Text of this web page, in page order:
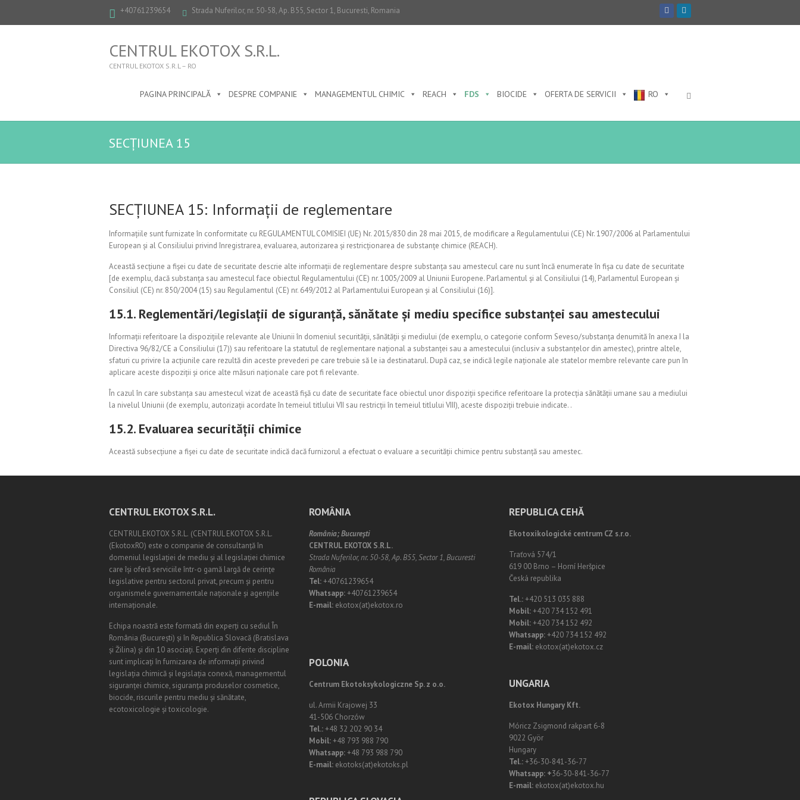
+40761239654 Strada Nuferilor, nr. 50-58, Ap. B55, Sector 1, Bucuresti, Romania
CENTRUL EKOTOX S.R.L.
CENTRUL EKOTOX S.R.L – RO
PAGINA PRINCIPALĂ DESPRE COMPANIE MANAGEMENTUL CHIMIC REACH FDS BIOCIDE OFERTA DE SERVICII RO
SECȚIUNEA 15
SECȚIUNEA 15: Informații de reglementare
Informațiile sunt furnizate în conformitate cu REGULAMENTUL COMISIEI (UE) Nr. 2015/830 din 28 mai 2015, de modificare a Regulamentului (CE) Nr. 1907/2006 al Parlamentului
European și al Consiliului privind înregistrarea, evaluarea, autorizarea și restricționarea de substanțe chimice (REACH).
Această secțiune a fișei cu date de securitate descrie alte informații de reglementare despre substanța sau amestecul care nu sunt încă enumerate în fișa cu date de securitate
[de exemplu, dacă substanța sau amestecul face obiectul Regulamentului (CE) nr. 1005/2009 al Uniunii Europene. Parlamentul și al Consiliului (14), Parlamentul European și
Consiliul (CE) nr. 850/2004 (15) sau Regulamentul (CE) nr. 649/2012 al Parlamentului European și al Consiliului (16)].
15.1. Reglementări/legislații de siguranță, sănătate și mediu specifice substanței sau amestecului
Informații referitoare la dispozițiile relevante ale Uniunii în domeniul securității, sănătății și mediului (de exemplu, o categorie conform Seveso/substanța denumită în anexa I la
Directiva 96/82/CE a Consiliului (17)) sau referitoare la statutul de reglementare național a substanței sau a amestecului (inclusiv a substanțelor din amestec), printre altele,
sfaturi cu privire la acțiunile care rezultă din aceste prevederi pe care trebuie să le ia destinatarul. După caz, se indică legile naționale ale statelor membre relevante care pun în
aplicare aceste dispoziții și orice alte măsuri naționale care pot fi relevante.
În cazul în care substanța sau amestecul vizat de această fișă cu date de securitate face obiectul unor dispoziții specifice referitoare la protecția sănătății umane sau a mediului
la nivelul Uniunii (de exemplu, autorizații acordate în temeiul titlului VII sau restricții în temeiul titlului VIII), aceste dispoziții trebuie indicate. .
15.2. Evaluarea securității chimice
Această subsecțiune a fișei cu date de securitate indică dacă furnizorul a efectuat o evaluare a securității chimice pentru substanță sau amestec.
CENTRUL EKOTOX S.R.L.
CENTRUL EKOTOX S.R.L. (CENTRUL EKOTOX S.R.L.
(EkotoxRO) este o companie de consultanță în
domeniul legislației de mediu și al legislației chimice
care își oferă serviciile într-o gamă largă de cerințe
legislative pentru sectorul privat, precum și pentru
organismele guvernamentale naționale și agențiile
internaționale.
Echipa noastră este formată din experți cu sediul În
România (Bucureşti) și în Republica Slovacă (Bratislava
și Žilina) și din 10 asociați. Experți din diferite discipline
sunt implicați în furnizarea de informații privind
legislația chimică și legislația conexă, managementul
siguranței chimice, siguranța produselor cosmetice,
biocide, riscurile pentru mediu și sănătate,
ecotoxicologie și toxicologie.
ROMÂNIA
România;Bucureşti
CENTRUL EKOTOX S.R.L.
Strada Nuferilor, nr. 50-58, Ap. B55, Sector 1, Bucuresti
România
Tel:+40761239654
Whatsapp:+40761239654
E-mail: ekotox(at)ekotox.ro
POLONIA
Centrum Ekotoksykologiczne Sp. z o.o.
ul. Armii Krajowej 33
41-506 Chorzów
Tel.:+48 32 202 90 34
Mobil:+48 793 988 790
Whatsapp:+48 793 988 790
E-mail:ekotoks(at)ekotoks.pl
REPUBLICA CEHĂ
Ekotoxikologické centrum CZ s.r.o.
Traťová 574/1
619 00 Brno – Horní Heršpice
Česká republika
Tel.:+420 513 035 888
Mobil:+420 734 152 491
Mobil:+420 734 152 492
Whatsapp:+420 734 152 492
E-mail:ekotox(at)ekotox.cz
UNGARIA
Ekotox Hungary Kft.
Móricz Zsigmond rakpart 6-8
9022 Györ
Hungary
Tel.:+36-30-841-36-77
Whatsapp: +36-30-841-36-77
E-mail:ekotox(at)ekotox.hu